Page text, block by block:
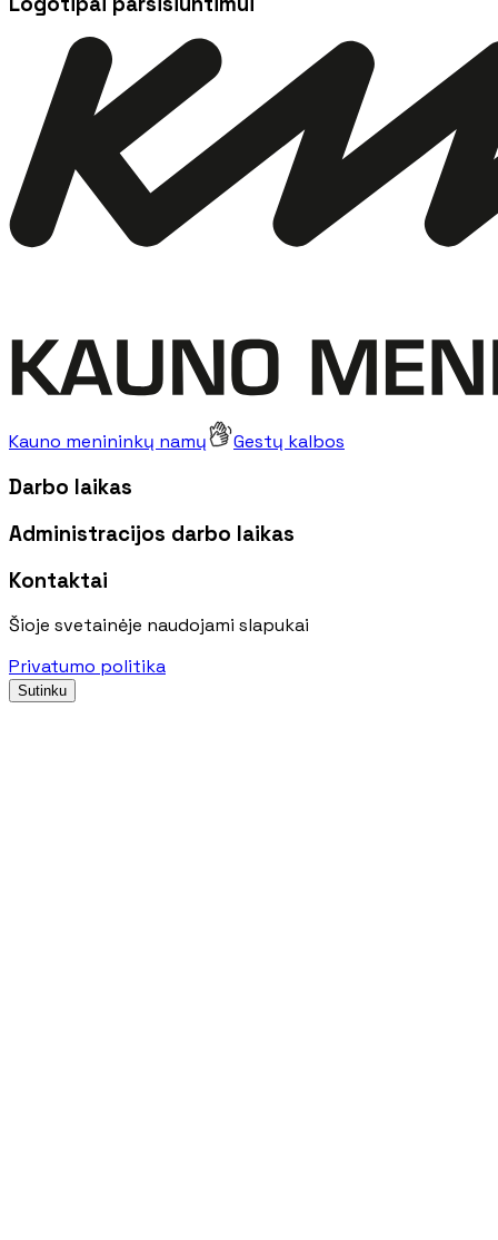
Kauno menininkų namų Gestų kalbos
Darbo laikas
Administracijos darbo laikas
Kontaktai
Šioje svetainėje naudojami slapukai
Privatumo politika
Sutinku